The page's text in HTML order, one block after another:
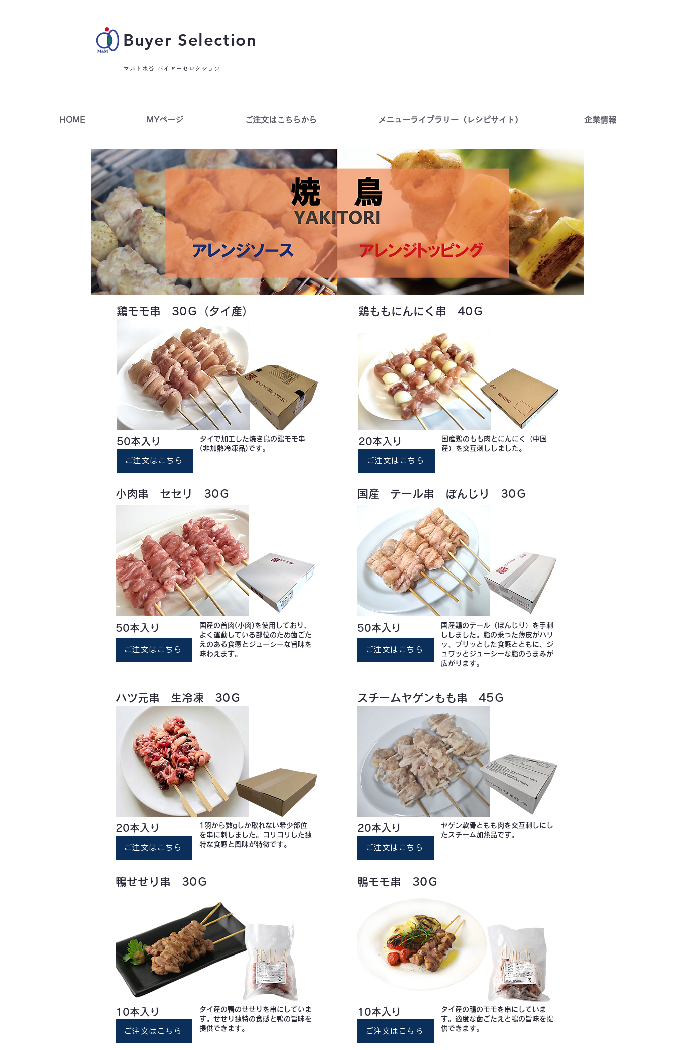
Buyer Selection
マルト水谷 バイヤーセレクション
HOME MYページ ご注文はこちらから メニューライブラリー（レシピサイト） 企業情報
鶏モモ串 30Ｇ（タイ産）
50本入り
ご注文はこちら
タイで加工した焼き鳥の鶏モモ串
(非加熱冷凍品)です。
鶏ももにんにく串 40Ｇ
20本入り
ご注文はこちら
国産鶏のもも肉とにんにく（中国
産）を交互刺ししました。
小肉串 セセリ 30Ｇ
50本入り
ご注文はこちら
国産の首肉(小肉)を使用しており、
よく運動している部位のため歯ごた
えのある食感とジューシーな旨味を
味わえます。
国産 テール串 ぼんじり 30Ｇ
50本入り
ご注文はこちら
国産鶏のテール（ぼんじり）を手刺
ししました。脂の乗った薄皮がパリ
ッ、プリッとした食感とともに、ジ
ュワッとジューシーな脂のうまみが
広がります。
ハツ元串 生冷凍 30Ｇ
20本入り
ご注文はこちら
1羽から数gしか取れない希少部位
を串に刺しました。コリコリした独
特な食感と風味が特徴です。
スチームヤゲンもも串 45Ｇ
20本入り
ご注文はこちら
ヤゲン軟骨ともも肉を交互刺しにし
たスチーム加熱品です。
鴨せせり串 30Ｇ
10本入り
ご注文はこちら
タイ産の鴨のせせりを串にしていま
す。せせり独特の食感と鴨の旨味を
提供できます。
鴨モモ串 30Ｇ
10本入り
ご注文はこちら
タイ産の鴨のモモを串にしていま
す。適度な歯ごたえと鴨の旨味を提
供できます。